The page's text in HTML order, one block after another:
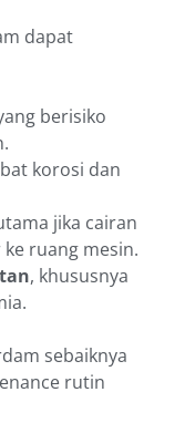
dapat
berisiko
korosi dan
jika cairan
ruang mesin.
, khususnya
sebaiknya
rutin